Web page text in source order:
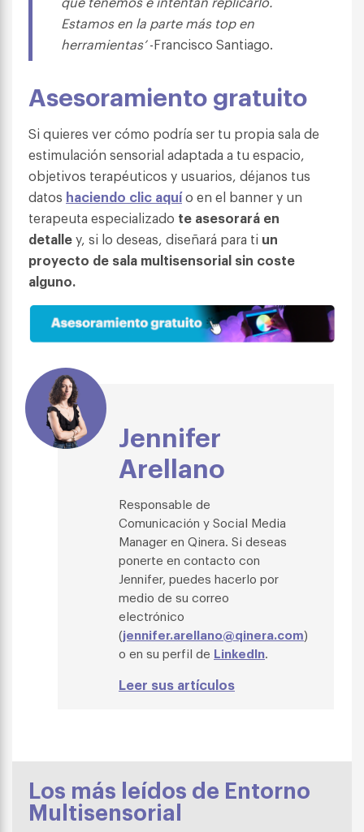
Estamos en la parte más top en
herramientas’-Francisco Santiago.
Asesoramiento gratuito
Si quieres ver cómo podría ser tu propia sala de
estimulación sensorial adaptada a tu espacio,
objetivos terapéuticos y usuarios, déjanos tus
datos haciendo clic aquío en el banner y un
terapeuta especializado te asesorará en
detalley, si lo deseas, diseñará para ti un
proyecto de sala multisensorial sin coste
alguno.
Jennifer
Arellano
Responsable de
Comunicación y Social Media
Manager en Qinera. Si deseas
ponerte en contacto con
Jennifer, puedes hacerlo por
medio de su correo
electrónico
(jennifer.arellano@qinera.com)
o en su perfil de LinkedIn
Leer sus artículos
Los más leídos de Entorno
Multisensorial